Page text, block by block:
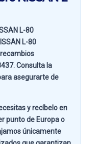
L-80
L-80
. Consulta la
asegurarte de
y recíbelo en
punto de Europa o
únicamente